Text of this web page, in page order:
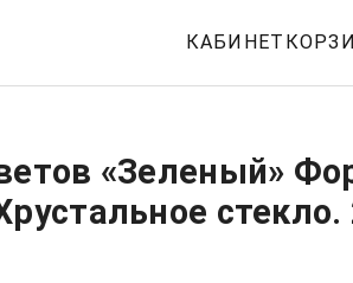
КАБИНЕТ
«Зеленый»
стекло.